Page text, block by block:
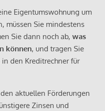
Eigentumswohnung um
müssen Sie mindestens
Sie dann noch ab, was
können, und tragen Sie
den Kreditrechner für
aktuellen Förderungen
Zinsen und